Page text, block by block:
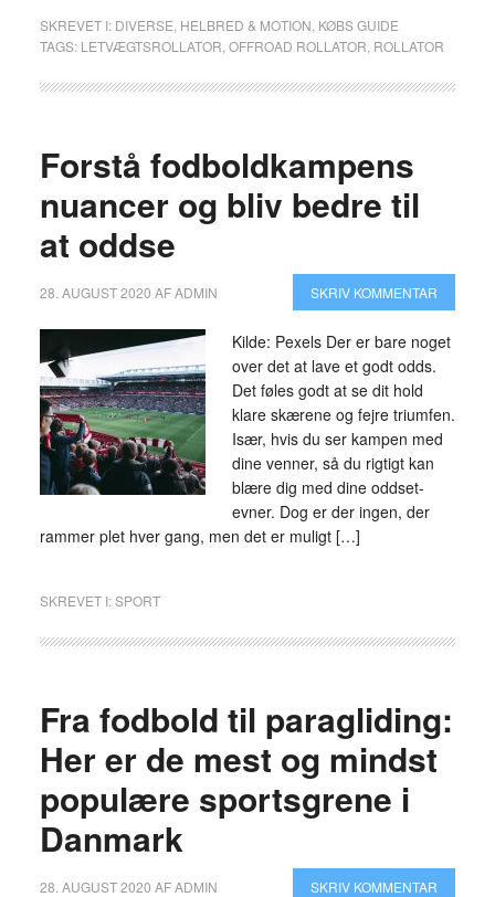
SKREVET I: DIVERSE HELBRED & MOTION KØBS GUIDE
TAGS: LETVÆGTSROLLATOR OFFROAD ROLLATOR ROLLATOR
Forstå fodboldkampens
nuancer og bliv bedre til
at oddse
28. AUGUST 2020 AFADMIN SKRIV KOMMENTAR
Kilde: Pexels Der er bare noget
over det at lave et godt odds.
Det føles godt at se dit hold
klare skærene og fejre triumfen.
Især, hvis du ser kampen med
dine venner, så du rigtigt kan
blære dig med dine oddset-
evner. Dog er der ingen, der
rammer plet hver gang, men det er muligt […]
SKREVET I:SPORT
Fra fodbold til paragliding:
Her er de mest og mindst
populære sportsgrene i
Danmark
28. AUGUST 2020 AFADMIN SKRIV KOMMENTAR